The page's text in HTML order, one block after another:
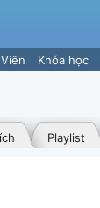
Khóa học
Playlist